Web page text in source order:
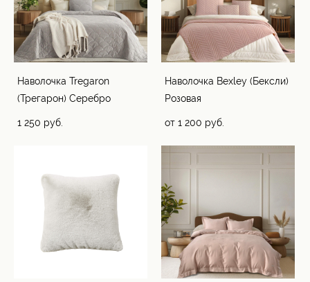
Наволочка Tregaron
(Трегарон) Серебро
1 250 pуб.
Наволочка Bexley (Бексли)
Розовая
от 1 200 pуб.